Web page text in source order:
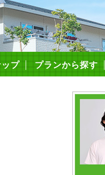
プ プランから探す